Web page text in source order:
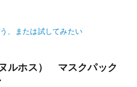
、または試してみたい
ルホス） マスクパック